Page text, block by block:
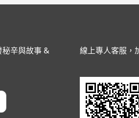
辛與故事 &
線上專人客服，